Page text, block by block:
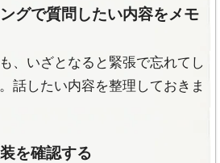
店内の様子
グで質問したい内容をメモ
、いざとなると緊張で忘れてし
話したい内容を整理しておきま
を確認する